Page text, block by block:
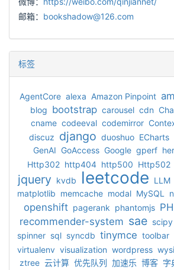
邮箱： bookshadow@126.com
标签
AgentCore alexa Amazon Pinpoint
blog bootstrap carousel cdn
cname codeeval codemirror
discuz django duoshuo ECharts
GenAI GoAccess Google gperf
Http302 http404 http500 Http502
jquery kvdb leetcode LLM
matplotlib memcache modal MySQL
openshift pagerank phantomjs
recommender-system sae scipy
spinner sql syncdb tinymce toolbar
virtualenv visualization wordpress
ztree 云计算 优先队列 加速乐 博客 字